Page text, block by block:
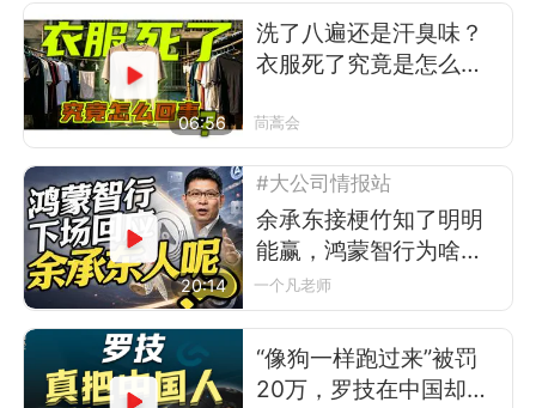
06:56
洗了八遍还是汗臭味？
衣服死了究竟是怎么回
茼蒿会
20:14
#大公司情报站
余承东接梗竹知了明明
能赢，鸿蒙智行为啥不
让？
一个凡老师
“像狗一样跑过来”被罚
20万，罗技在中国却卖